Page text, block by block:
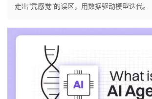
页开
走出“凭感觉”的误区，用数据驱动模型迭代。